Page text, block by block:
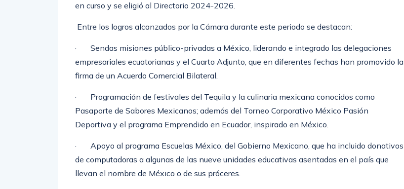
en curso y se eligió al Directorio 2024-2026.
Entre los logros alcanzados por la Cámara durante este periodo se destacan:
· Sendas misiones público-privadas a México, liderando e integrado las delegaciones
empresariales ecuatorianas y el Cuarto Adjunto, que en diferentes fechas han promovido la
firma de un Acuerdo Comercial Bilateral.
· Programación de festivales del Tequila y la culinaria mexicana conocidos como
Pasaporte de Sabores Mexicanos; además del Torneo Corporativo México Pasión
Deportiva y el programa Emprendido en Ecuador, inspirado en México.
· Apoyo al programa Escuelas México, del Gobierno Mexicano, que ha incluido donativos
de computadoras a algunas de las nueve unidades educativas asentadas en el país que
llevan el nombre de México o de sus próceres.